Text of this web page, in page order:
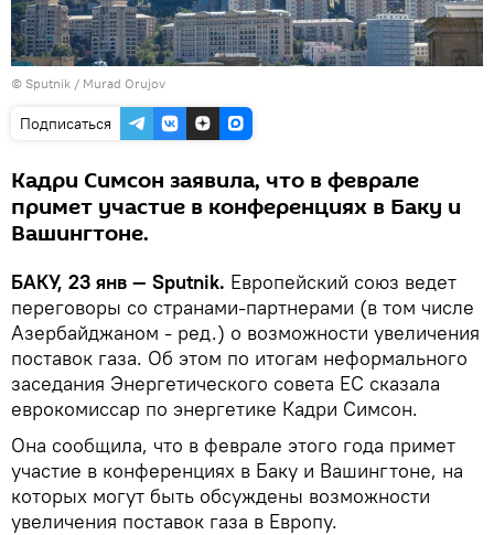
© Sputnik / Murad Orujov
Подписаться
Кадри Симсон заявила, что в феврале
примет участие в конференциях в Баку и
Вашингтоне.
БАКУ, 23 янв — Sputnik. Европейский союз ведет
переговоры со странами-партнерами (в том числе
Азербайджаном - ред.) о возможности увеличения
поставок газа. Об этом по итогам неформального
заседания Энергетического совета ЕС сказала
еврокомиссар по энергетике Кадри Симсон.
Она сообщила, что в феврале этого года примет
участие в конференциях в Баку и Вашингтоне, на
которых могут быть обсуждены возможности
увеличения поставок газа в Европу.